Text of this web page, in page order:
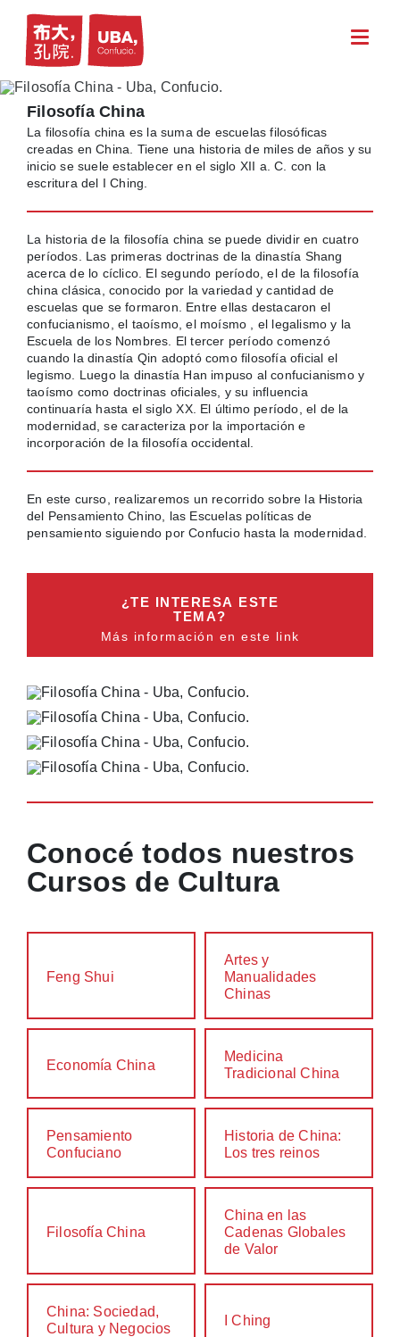
Filosofía China
La filosofía china es la suma de escuelas filosóficas
creadas en China. Tiene una historia de miles de años y su
inicio se suele establecer en el siglo XII a. C. con la
escritura del I Ching.
La historia de la filosofía china se puede dividir en cuatro
períodos. Las primeras doctrinas de la dinastía Shang
acerca de lo cíclico. El segundo período, el de la filosofía
china clásica, conocido por la variedad y cantidad de
escuelas que se formaron. Entre ellas destacaron el
confucianismo, el taoísmo, el moísmo , el legalismo y la
Escuela de los Nombres. El tercer período comenzó
cuando la dinastía Qin adoptó como filosofía oficial el
legismo. Luego la dinastía Han impuso al confucianismo y
taoísmo como doctrinas oficiales, y su influencia
continuaría hasta el siglo XX. El último período, el de la
modernidad, se caracteriza por la importación e
incorporación de la filosofía occidental.
En este curso, realizaremos un recorrido sobre la Historia
del Pensamiento Chino, las Escuelas políticas de
pensamiento siguiendo por Confucio hasta la modernidad.
¿TE INTERESA ESTE
TEMA?
Más información en este link
Conocé todos nuestros
Cursos de Cultura
Feng Shui
Artes y
Manualidades
Chinas
Economía China
Medicina
Tradicional China
Pensamiento
Confuciano
Historia de China:
Los tres reinos
Filosofía China
China en las
Cadenas Globales
de Valor
China: Sociedad,
Cultura y Negocios
I Ching